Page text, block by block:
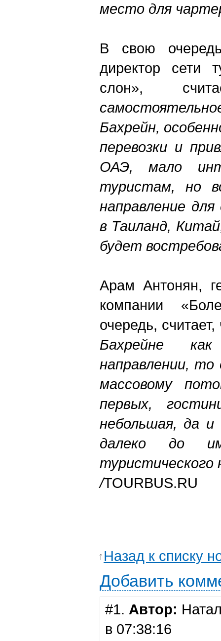
место для
В свою
директор сети
слон»,
Бахрейн,
перевозки и
ОАЭ, мало
туристам, но
направление
в Таиланд,
будет
Арам Антонян,
компании
очередь,
Бахрейне как
направлении, то
массовому
первых,
небольшая, да
далеко до
туристического
/TOURBUS.RU
Назад к списку
Добавить
#1. Автор:
в 07:38:16